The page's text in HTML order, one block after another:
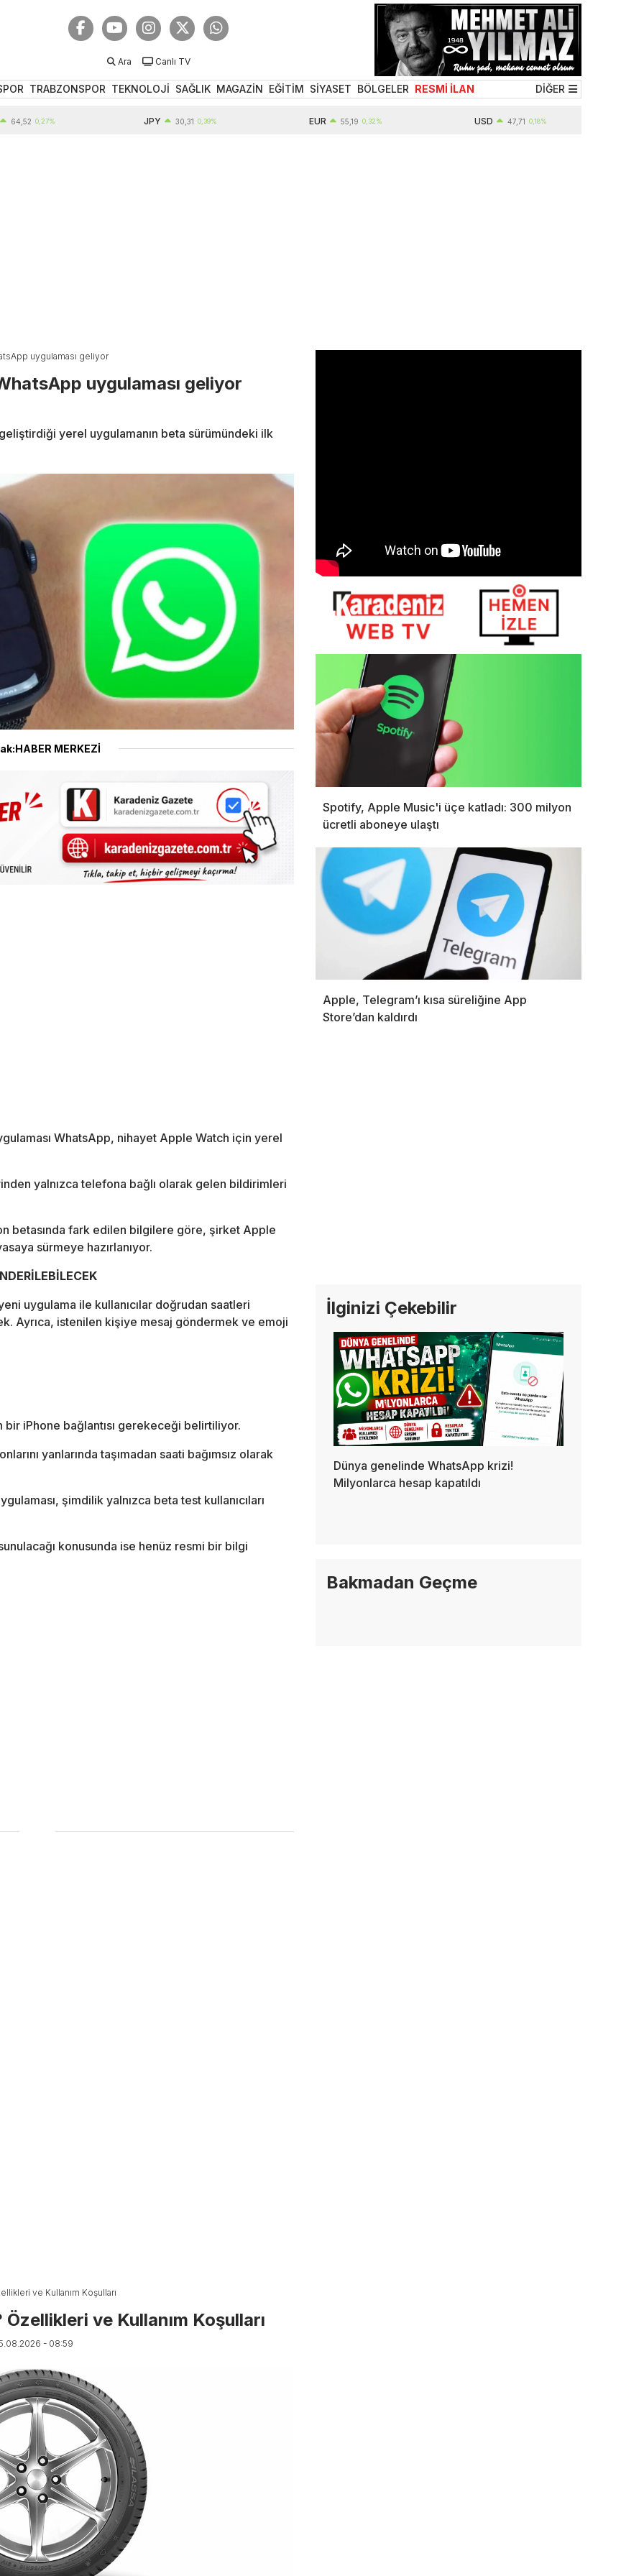
Ara Canlı TV
TRABZONSPOR TEKNOLOJİ SAĞLIK MAGAZİN EĞİTİM SİYASET BÖLGELER RESMİ İLAN DİĞER
0,27% 30,31 0,39% 55,19 0,32% 47,71 0,18%
uygulaması geliyor
uygulaması geliyor
yerel uygulamanın beta sürümündeki ilk
MERKEZİ
WhatsApp, nihayet Apple Watch için yerel
yalnızca telefona bağlı olarak gelen bildirimleri
betasında fark edilen bilgilere göre, şirket Apple
sürmeye hazırlanıyor.
uygulama ile kullanıcılar doğrudan saatleri
Ayrıca, istenilen kişiye mesaj göndermek ve emoji
bir iPhone bağlantısı gerekeceği belirtiliyor.
yanlarında taşımadan saati bağımsız olarak
şimdilik yalnızca beta test kullanıcıları
konusunda ise henüz resmi bir bilgi
ve Kullanım Koşulları
ve Kullanım Koşulları
- 08:59
Spotify, Apple Music'i üçe katladı: 300 milyon
ücretli aboneye ulaştı
Apple, Telegram’ı kısa süreliğine App
Store’dan kaldırdı
İlginizi Çekebilir
Dünya genelinde WhatsApp krizi!
Milyonlarca hesap kapatıldı
Bakmadan Geçme